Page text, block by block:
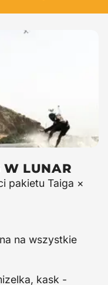
W LUNAR
pakietu Taiga ×
na wszystkie
kask -